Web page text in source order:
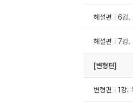
해설편ㅣ6강
해설편ㅣ7강
[변형편]
변형편ㅣ1강.